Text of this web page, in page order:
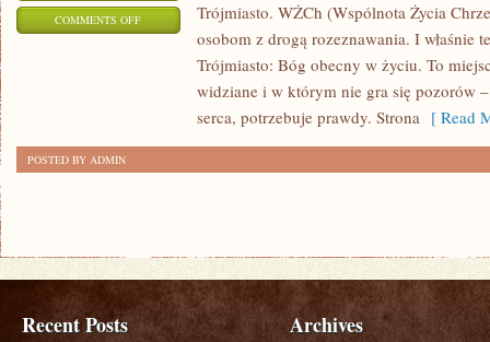
COMMENTS OFFON
GASTRONOMIA
Trójmiasto. WŻCh (Wspólnota Życia
osobom z drogą rozeznawania. I właśnie
Trójmiasto: Bóg obecny w życiu. To
widziane i w którym nie gra się pozorów
serca, potrzebuje prawdy. Strona [ Read
POSTED BY ADMIN
Recent Posts Archives